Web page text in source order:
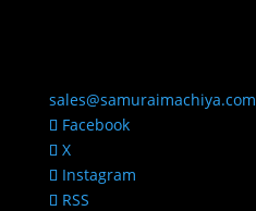
sales@samuraimachiya.com
Facebook
X
Instagram
RSS